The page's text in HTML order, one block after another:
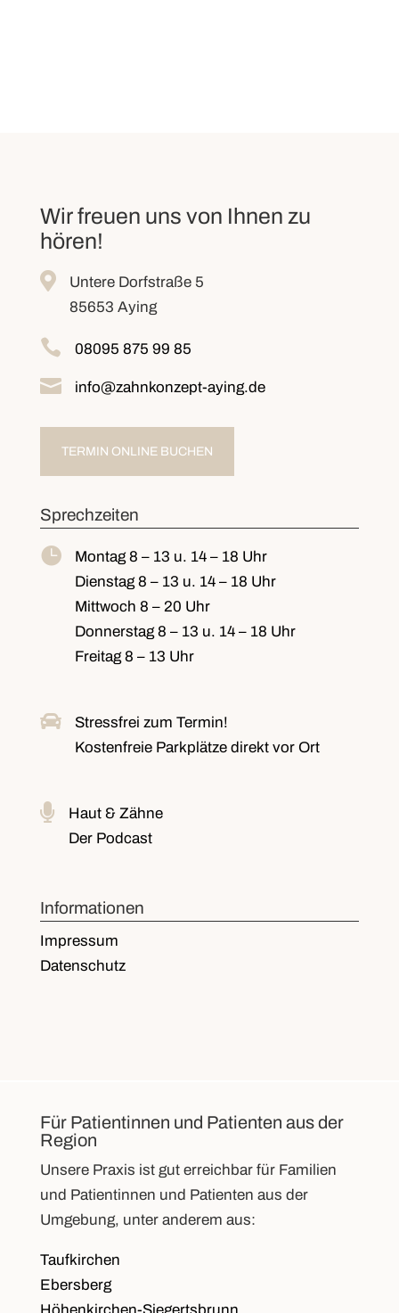
Wir freuen uns von Ihnen zu
hören!

Untere Dorfstraße 5
85653 Aying
 08095 875 99 85
 info@zahnkonzept-aying.de
TERMIN ONLINE BUCHEN
Sprechzeiten
 Montag 8 – 13 u. 14 – 18 Uhr
Dienstag 8 – 13 u. 14 – 18 Uhr
Mittwoch 8 – 20 Uhr
Donnerstag 8 – 13 u. 14 – 18 Uhr
Freitag 8 – 13 Uhr

Stressfrei zum Termin!
Kostenfreie Parkplätzedirekt vor Ort

Haut & Zähne
Der Podcast
Informationen
Impressum
Datenschutz
Für Patientinnen und Patienten aus der
Region
Unsere Praxis ist gut erreichbar für Familien
und Patientinnen und Patienten aus der
Umgebung, unter anderem aus:
Taufkirchen
Ebersberg
Höhenkirchen-Siegertsbrunn